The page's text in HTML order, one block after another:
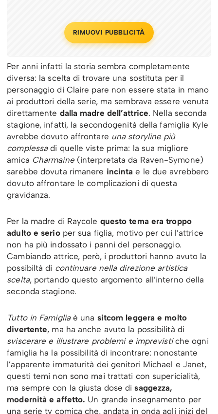
RIMUOVI PUBBLICITÀ
Per anni infatti la storia sembra completamente
diversa: la scelta di trovare una sostituta per il
personaggio di Claire pare non essere stata in mano
ai produttori della serie, ma sembrava essere venuta
direttamente dalla madre dell’attrice. Nella seconda
stagione, infatti, la secondogenità della famiglia Kyle
avrebbe dovuto affrontare una storyline più
complessadi quelle viste prima: la sua migliore
amica Charmaine(interpretata da Raven-Symone)
sarebbe dovuta rimanere incinta e le due avrebbero
dovuto affrontare le complicazioni di questa
gravidanza.
Per la madre di Raycole questo tema era troppo
adulto e serioper sua figlia, motivo per cui l’attrice
non ha più indossato i panni del personaggio.
Cambiando attrice, però, i produttori hanno avuto la
possibiltà di continuare nella direzione artistica
scelta, portando questo argomento all’interno della
seconda stagione.
Tutto in Famigliaè una sitcom leggera e molto
divertente, ma ha anche avuto la possibilità di
sviscerare e illustrare problemi e imprevistiche ogni
famiglia ha la possibilità di incontrare: nonostante
l’apparente immaturità dei genitori Michael e Janet,
questi temi non sono mai trattati con supericialità,
ma sempre con la giusta dose disaggezza,
modernità e affetto. Un grande insegnamento per
una serie tv comica che, andata in onda agli inizi del